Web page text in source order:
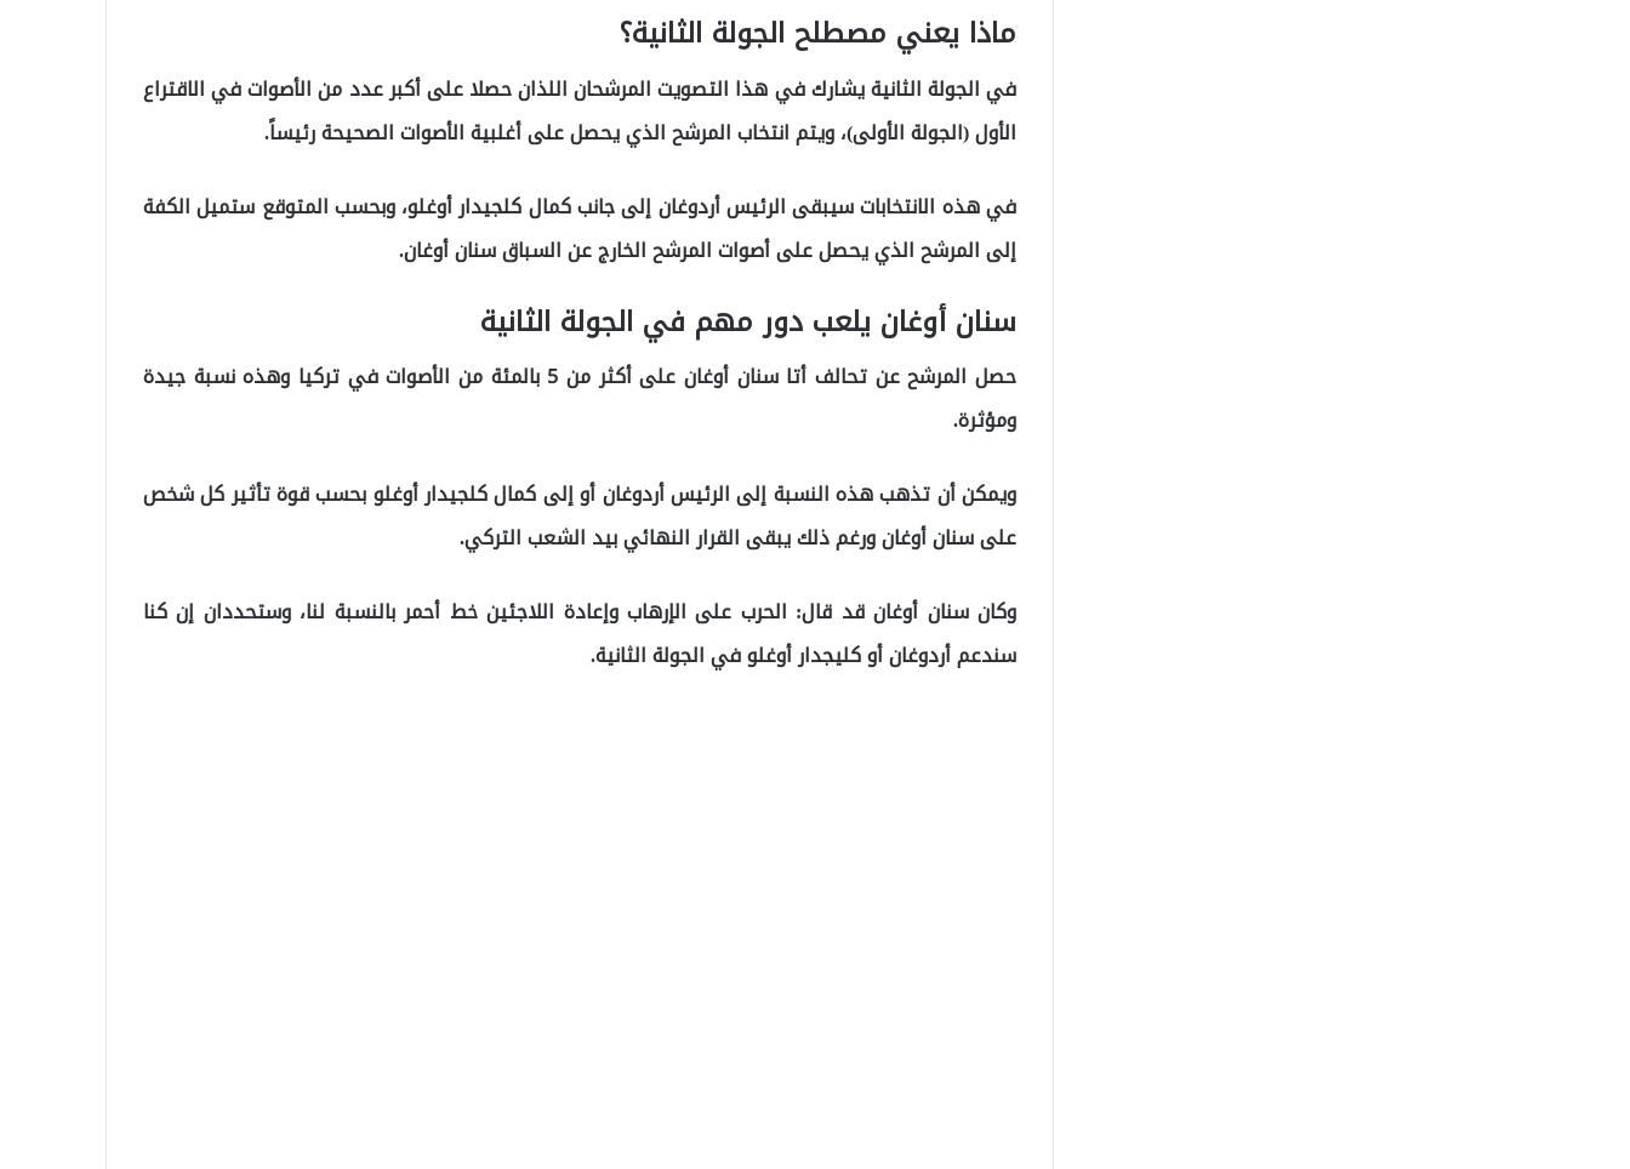
ماذا يعني مصطلح الجولة الثانية؟
في الجولة الثانية يشارك في هذا التصويت المرشحان اللذان حصلا على أكبر عدد من الأصوات في الاقتراع
الأول (الجولة الأولى)، ويتم انتخاب المرشح الذي يحصل على أغلبية الأصوات الصحيحة رئيساً.
في هذه الانتخابات سيبقى الرئيس أردوغان إلى جانب كمال كلجيدار أوغلو، وبحسب المتوقع ستميل الكفة
إلى المرشح الذي يحصل على أصوات المرشح الخارج عن السباق سنان أوغان.
سنان أوغان يلعب دور مهم في الجولة الثانية
حصل المرشح عن تحالف أتا سنان أوغان على أكثر من 5 بالمئة من الأصوات في تركيا وهذه نسبة جيدة
ومؤثرة.
ويمكن أن تذهب هذه النسبة إلى الرئيس أردوغان أو إلى كمال كلجيدار أوغلو بحسب قوة تأثير كل شخص
على سنان أوغان ورغم ذلك يبقى القرار النهائي بيد الشعب التركي.
وكان سنان أوغان قد قال: الحرب على الإرهاب وإعادة اللاجئين خط أحمر بالنسبة لنا، وستحددان إن كنا
سندعم أردوغان أو كليجدار أوغلو في الجولة الثانية.